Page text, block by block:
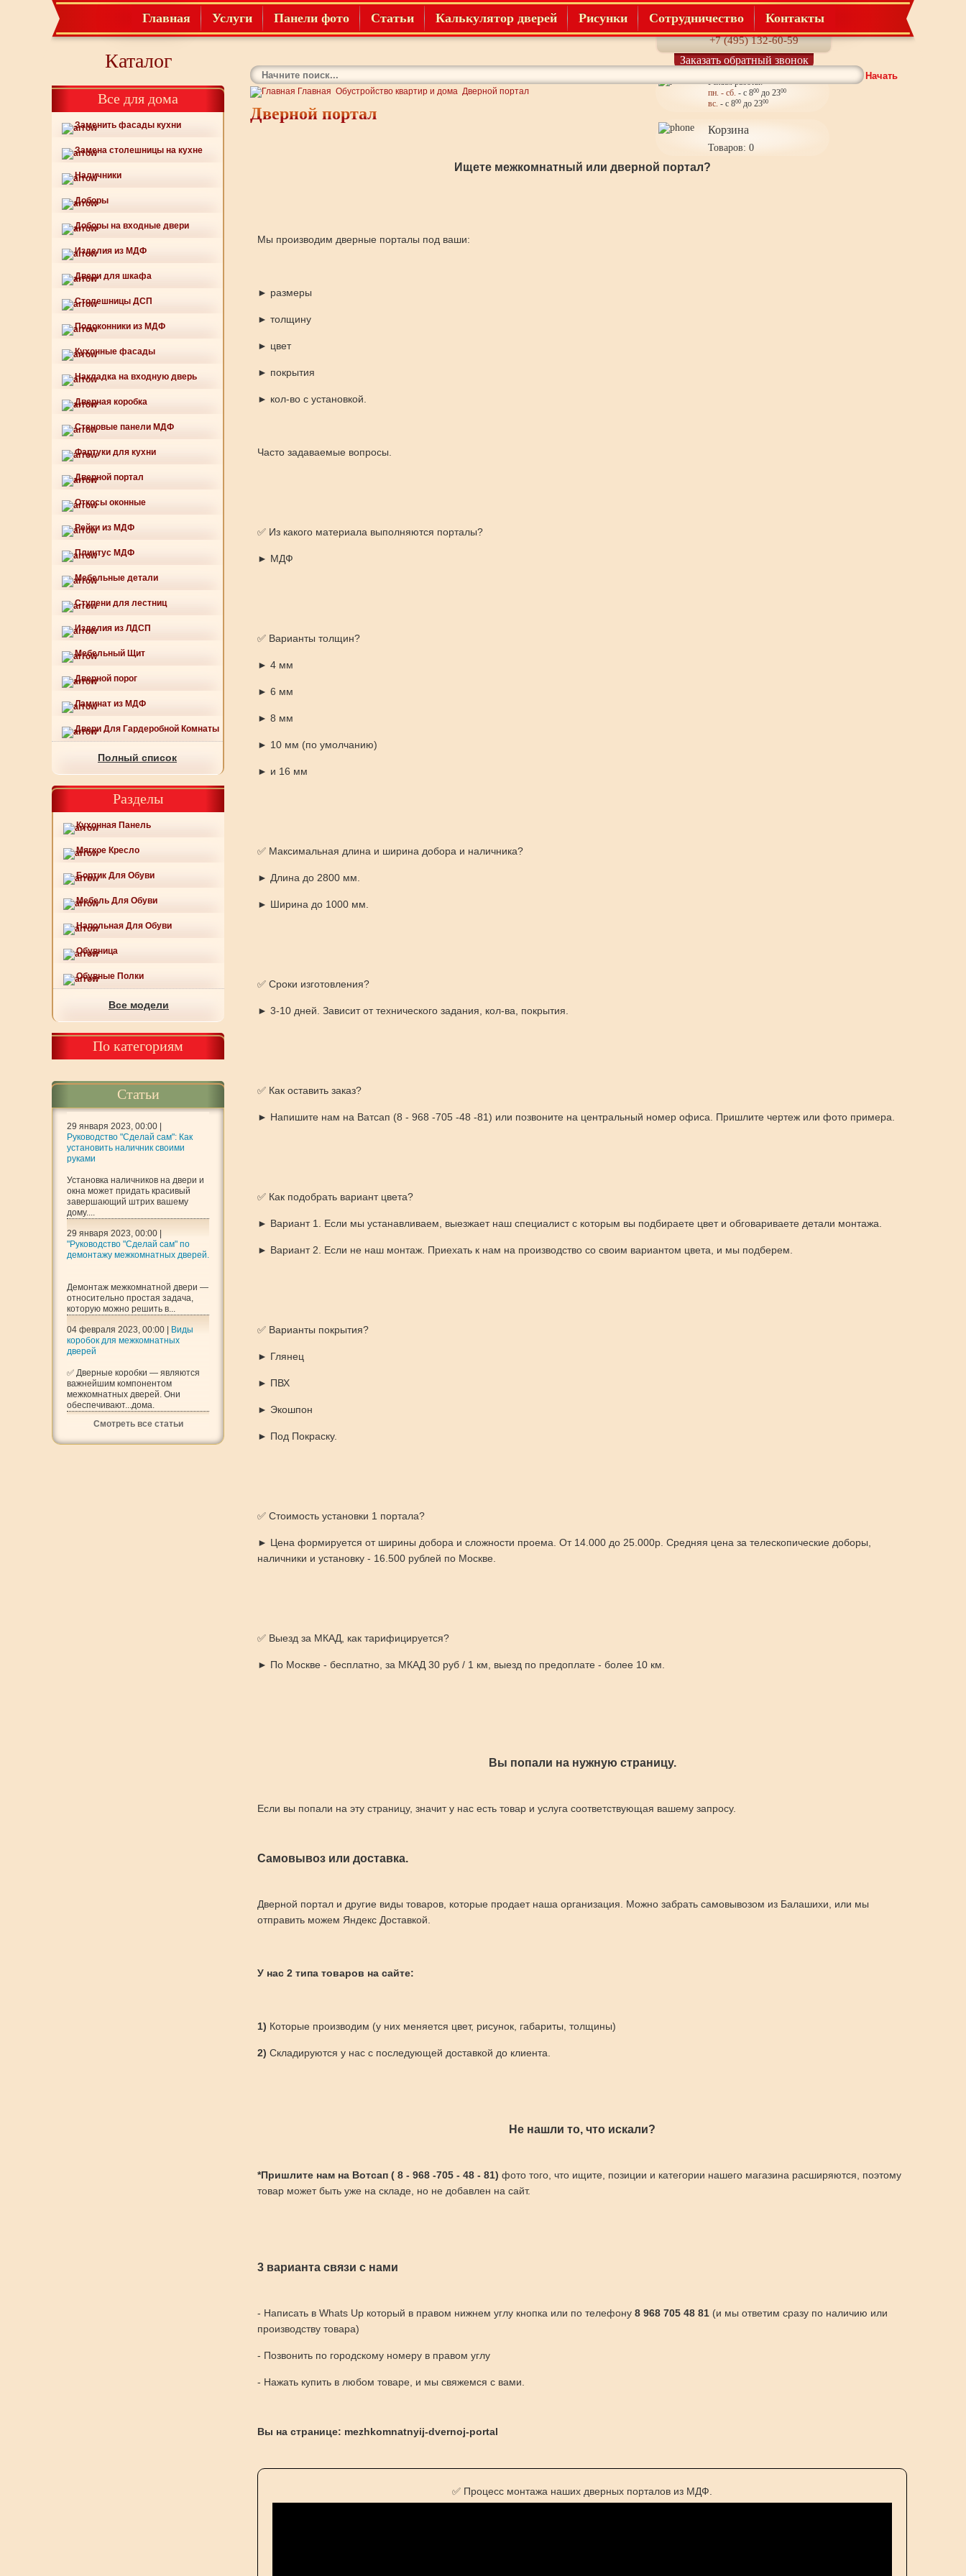
Телефон:
+7 (495) 132-60-59
Заказать обратный звонок
Режим работы:
пн. - сб. - с 800до 2300
вс. - с 800до 2300
Корзина
Товаров: 0
Главная Услуги Панели фото Статьи Калькулятор дверей Рисунки Сотрудничество Контакты
Каталог
Все для дома
Заменить фасады кухни
Замена столешницы на кухне
Наличники
Доборы
Доборы на входные двери
Изделия из МДФ
Двери для шкафа
Столешницы ДСП
Подоконники из МДФ
Кухонные фасады
Накладка на входную дверь
Дверная коробка
Стеновые панели МДФ
Фартуки для кухни
Дверной портал
Откосы оконные
Рейки из МДФ
Плинтус МДФ
Мебельные детали
Ступени для лестниц
Изделия из ЛДСП
Мебельный Щит
Дверной порог
Ламинат из МДФ
Двери Для Гардеробной Комнаты
Полный список
Разделы
Кухонная Панель
Мягкое Кресло
Бортик Для Обуви
Мебель Для Обуви
Напольная Для Обуви
Обувница
Обувные Полки
Все модели
По категориям
Статьи
29 января 2023, 00:00 |
Руководство "Сделай сам": Как
установить наличник своими
руками
Установка наличников на двери и
окна может придать красивый
завершающий штрих вашему
дому....
29 января 2023, 00:00 |
"Руководство "Сделай сам" по
демонтажу межкомнатных дверей.
Демонтаж межкомнатной двери —
относительно простая задача,
которую можно решить в...
04 февраля 2023, 00:00 |
Виды
коробок для межкомнатных
дверей
✅ Дверные коробки — являются
важнейшим компонентом
межкомнатных дверей. Они
обеспечивают...дома.
Смотреть все статьи
Начать
Главная Обустройство квартир и дома Дверной портал
Дверной портал
Ищете межкомнатный или дверной портал?
Мы производим дверные порталы под ваши:
► размеры
► толщину
► цвет
► покрытия
► кол-во с установкой.
Часто задаваемые вопросы.
✅ Из какого материала выполняются порталы?
► МДФ
✅ Варианты толщин?
► 4 мм
► 6 мм
► 8 мм
► 10 мм (по умолчанию)
► и 16 мм
✅ Максимальная длина и ширина добора и наличника?
► Длина до 2800 мм.
► Ширина до 1000 мм.
✅ Сроки изготовления?
► 3-10 дней. Зависит от технического задания, кол-ва, покрытия.
✅ Как оставить заказ?
► Напишите нам на Ватсап (8 - 968 -705 -48 -81) или позвоните на центральный номер офиса. Пришлите чертеж или фото примера.
✅ Как подобрать вариант цвета?
► Вариант 1. Если мы устанавливаем, выезжает наш специалист с которым вы подбираете цвет и обговариваете детали монтажа.
► Вариант 2. Если не наш монтаж. Приехать к нам на производство со своим вариантом цвета, и мы подберем.
✅ Варианты покрытия?
► Глянец
► ПВХ
► Экошпон
► Под Покраску.
✅ Стоимость установки 1 портала?
► Цена формируется от ширины добора и сложности проема. От 14.000 до 25.000р. Средняя цена за телескопические доборы,
наличники и установку - 16.500 рублей по Москве.
✅ Выезд за МКАД, как тарифицируется?
► По Москве - бесплатно, за МКАД 30 руб / 1 км, выезд по предоплате - более 10 км.
Вы попали на нужную страницу.
Если вы попали на эту страницу, значит у нас есть товар и услуга соответствующая вашему запросу.
Самовывоз или доставка.
Дверной портал и другие виды товаров, которые продает наша организация. Можно забрать самовывозом из Балашихи, или мы
отправить можем Яндекс Доставкой.
У нас 2 типа товаров на сайте:
1) Которые производим (у них меняется цвет, рисунок, габариты, толщины)
2) Складируются у нас с последующей доставкой до клиента.
Не нашли то, что искали?
*Пришлите нам на Вотсап ( 8 - 968 -705 - 48 - 81) фото того, что ищите, позиции и категории нашего магазина расширяются, поэтому
товар может быть уже на складе, но не добавлен на сайт.
3 варианта связи с нами
- Написать в Whats Up который в правом нижнем углу кнопка или по телефону 8 968 705 48 81 (и мы ответим сразу по наличию или
производству товара)
- Позвонить по городскому номеру в правом углу
- Нажать купить в любом товаре, и мы свяжемся с вами.
Вы на странице: mezhkomnatnyij-dvernoj-portal
✅ Процесс монтажа наших дверных порталов из МДФ.